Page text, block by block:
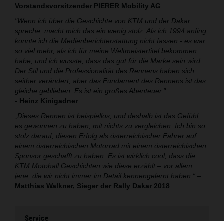
Vorstandsvorsitzender PIERER Mobility AG
"Wenn ich über die Geschichte von KTM und der Dakar
spreche, macht mich das ein wenig stolz. Als ich 1994 anfing,
konnte ich die Medienberichterstattung nicht fassen - es war
so viel mehr, als ich für meine Weltmeistertitel bekommen
habe, und ich wusste, dass das gut für die Marke sein wird.
Der Stil und die Professionalität des Rennens haben sich
seither verändert, aber das Fundament des Rennens ist das
gleiche geblieben. Es ist ein großes Abenteuer."
- Heinz Kinigadner
„Dieses Rennen ist beispiellos, und deshalb ist das Gefühl,
es gewonnen zu haben, mit nichts zu vergleichen. Ich bin so
stolz darauf, diesen Erfolg als österreichischer Fahrer auf
einem österreichischen Motorrad mit einem österreichischen
Sponsor geschafft zu haben. Es ist wirklich cool, dass die
KTM Motohall Geschichten wie diese erzählt – vor allem
jene, die wir nicht immer im Detail kennengelernt haben.“ –
Matthias Walkner, Sieger der Rally Dakar 2018
Service